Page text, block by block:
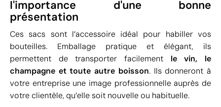
l'importance d'une bonne
présentation
Ces sacs sont l’accessoire idéal pour habiller vos
bouteilles. Emballage pratique et élégant, ils
permettent de transporter facilement le vin, le
champagne et toute autre boisson. Ils donneront à
votre entreprise une image professionnelle auprès de
votre clientèle, qu’elle soit nouvelle ou habituelle.